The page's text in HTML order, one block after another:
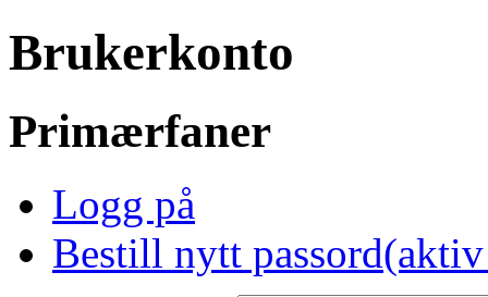
Brukerkonto
Primærfaner
Logg på
Bestill nytt passord